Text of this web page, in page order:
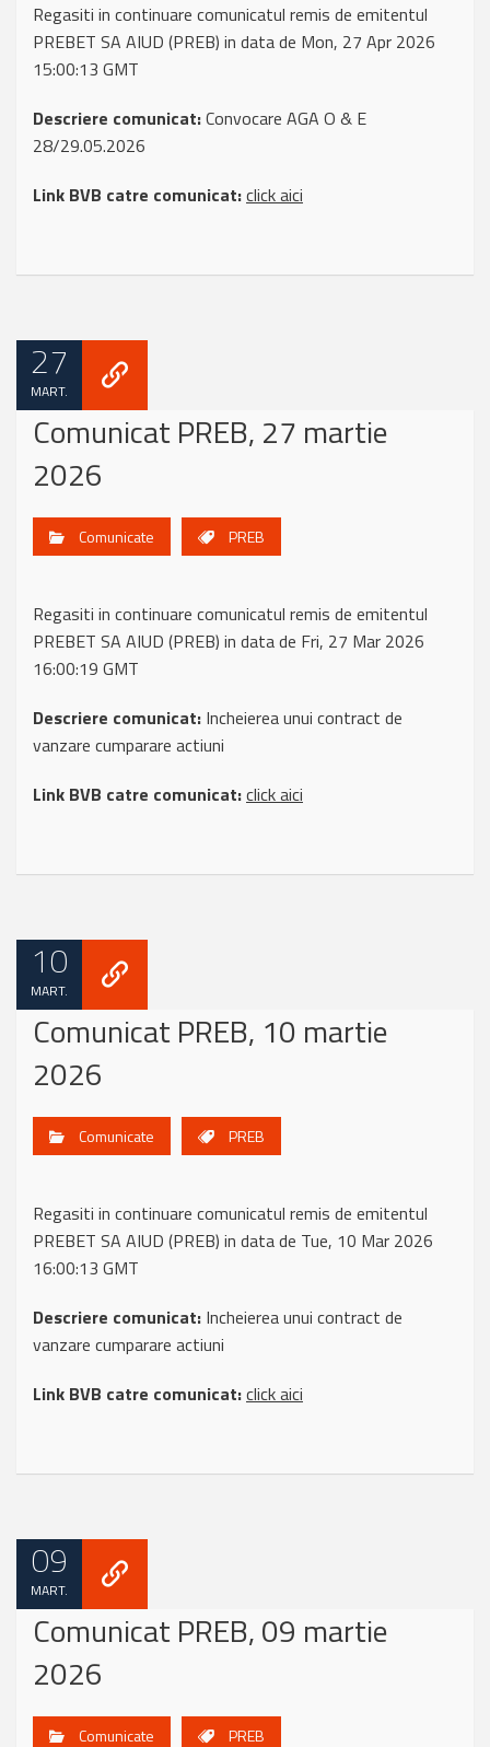
Regasiti in continuare comunicatul remis de emitentul
PREBET SA AIUD (PREB) in data de Mon, 27 Apr 2026
15:00:13 GMT
Descriere comunicat:Convocare AGA O & E
28/29.05.2026
Link BVB catre comunicat:click aici
27
MART.
Comunicat PREB, 27 martie
2026
Comunicate PREB
Regasiti in continuare comunicatul remis de emitentul
PREBET SA AIUD (PREB) in data de Fri, 27 Mar 2026
16:00:19 GMT
Descriere comunicat: Incheierea unui contract de
vanzare cumparare actiuni
Link BVB catre comunicat:click aici
10
MART.
Comunicat PREB, 10 martie
2026
Comunicate PREB
Regasiti in continuare comunicatul remis de emitentul
PREBET SA AIUD (PREB) in data de Tue, 10 Mar 2026
16:00:13 GMT
Descriere comunicat: Incheierea unui contract de
vanzare cumparare actiuni
Link BVB catre comunicat:click aici
09
MART.
Comunicat PREB, 09 martie
2026
Comunicate PREB